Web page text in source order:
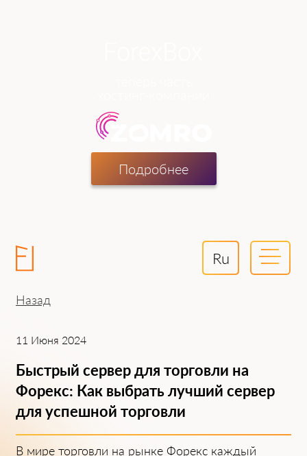
Подробнее
Ru
Назад
11 Июня 2024
Быстрый сервер для торговли на
Форекс: Как выбрать лучший сервер
для успешной торговли
В мире торговли на рынке Форекс каждый